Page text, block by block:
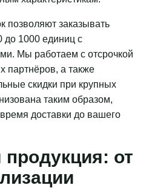
позволяют заказывать
до 1000 единиц с
Мы работаем с отсрочкой
партнёров, а также
скидки при крупных
таким образом,
доставки до вашего
от